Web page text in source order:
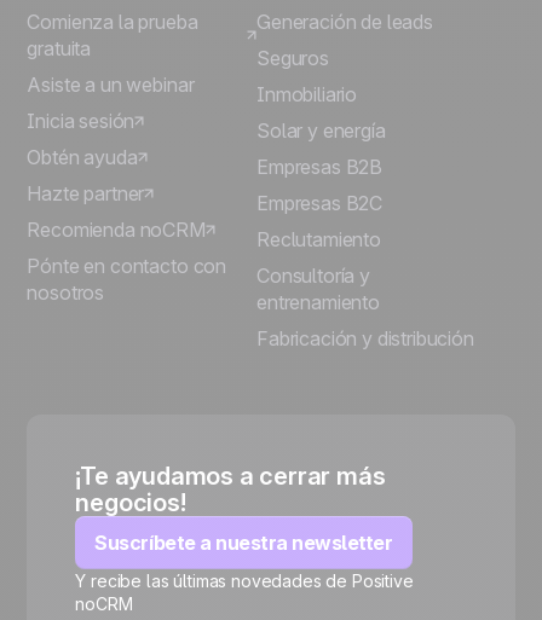
Comienza la prueba
gratuita
Asiste a un webinar
Inicia sesión
Obtén ayuda
Hazte partner
Recomienda noCRM
Pónte en contacto con
nosotros
Generación de leads
Seguros
Inmobiliario
Solar y energía
Empresas B2B
Empresas B2C
Reclutamiento
Consultoría y
entrenamiento
Fabricación y distribución
¡Te ayudamos a cerrar más
negocios!
Suscríbete a nuestra newsletter
Y recibe las últimas novedades de Positive
noCRM